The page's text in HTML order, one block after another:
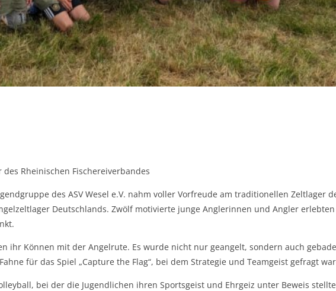
des Rheinischen Fischereiverbandes
des ASV Wesel e.V. nahm voller Vorfreude am traditionellen Zeltlager
Deutschlands. Zwölf motivierte junge Anglerinnen und Angler
ihr Können mit der Angelrute. Es wurde nicht nur geangelt, sondern auch
für das Spiel „Capture the Flag“, bei dem Strategie und Teamgeist gefragt
bei der die Jugendlichen ihren Sportsgeist und Ehrgeiz unter Beweis